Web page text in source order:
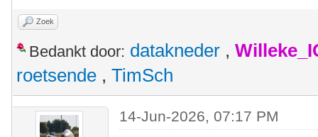
Zoek
Bedankt door: datakneder ,
roetsende , TimSch
14-Jun-2026, 07:17 PM